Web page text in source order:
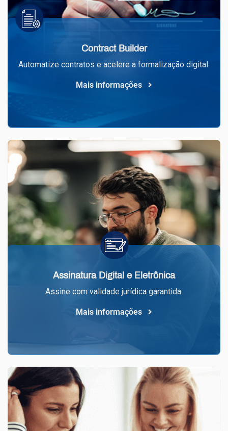
Contract Builder
Automatize contratos e acelere a formalização digital.
Mais informações
Assinatura Digital e Eletrônica
Assine com validade jurídica garantida.
Mais informações